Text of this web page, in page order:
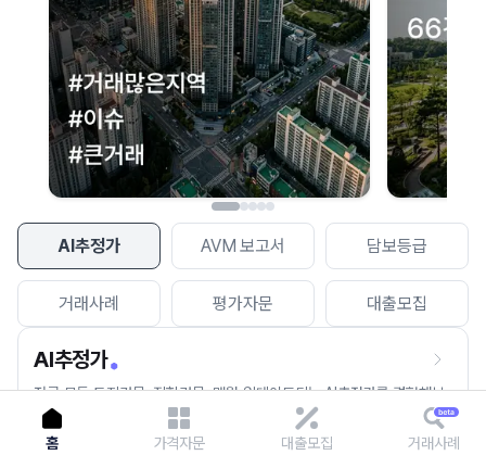
AI추정가 AVM 보고서 담보등급
거래사례 평가자문 대출모집
AI추정가
전국 모든 토지건물, 집합건물, 매월 업데이트되는 AI추정가를 경험해보
세요.
다시 시도
홈 가격자문 대출모집 거래사례